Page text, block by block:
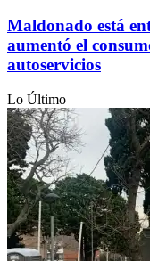
Maldonado está
aumentó el
autoservicios
Lo Último